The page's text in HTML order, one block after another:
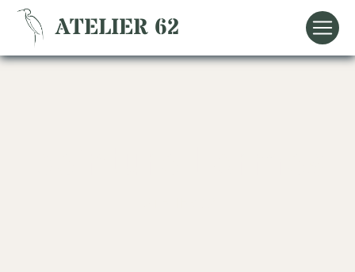
ATELIER 62
Panneau de gestion des cookies